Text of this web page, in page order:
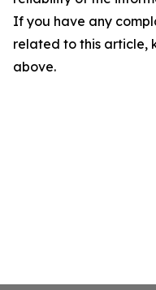
If you have any
related to this article,
above.